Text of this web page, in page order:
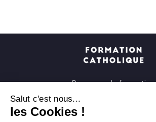
Salut c'est nous...
les Cookies !
Parcours de formation